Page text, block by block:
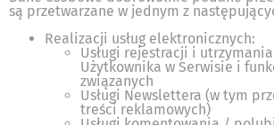
są przetwarzane w jednym z
Realizacji usług elektronicznych:
Usługi rejestracji i
Użytkownika w Serwisie i
związanych
Usługi Newslettera (w tym
treści reklamowych)